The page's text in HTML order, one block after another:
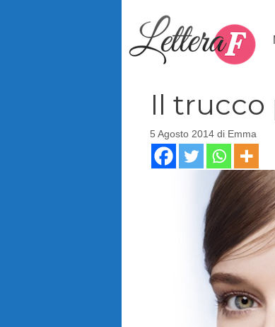
Il trucco
5 Agosto 2014 di Emma